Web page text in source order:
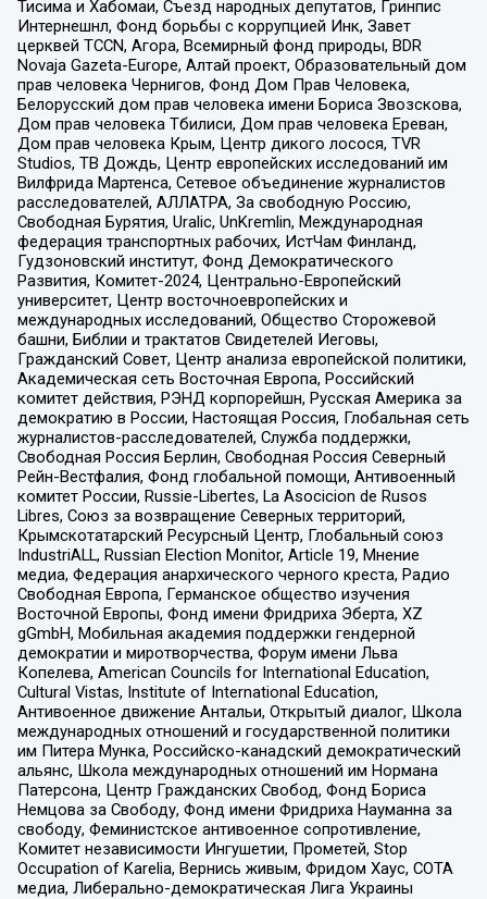
Тисима и Хабомаи, Съезд народных депутатов, Гринпис
Интернешнл, Фонд борьбы с коррупцией Инк, Завет
церквей TCCN, Агора, Всемирный фонд природы, BDR
Novaja Gazeta-Europe, Алтай проект, Образовательный дом
прав человека Чернигов, Фонд Дом Прав Человека,
Белорусский дом прав человека имени Бориса Звозскова,
Дом прав человека Тбилиси, Дом прав человека Ереван,
Дом прав человека Крым, Центр дикого лосося, TVR
Studios, ТВ Дождь, Центр европейских исследований им
Вилфрида Мартенса, Сетевое объединение журналистов
расследователей, АЛЛАТРА, За свободную Россию,
Свободная Бурятия, Uralic, UnKremlin, Международная
федерация транспортных рабочих, ИстЧам Финланд,
Гудзоновский институт, Фонд Демократического
Развития, Комитет-2024, Центрально-Европейский
университет, Центр восточноевропейских и
международных исследований, Общество Сторожевой
башни, Библии и трактатов Свидетелей Иеговы,
Гражданский Совет, Центр анализа европейской политики,
Академическая сеть Восточная Европа, Российский
комитет действия, РЭНД корпорейшн, Русская Америка за
демократию в России, Настоящая Россия, Глобальная сеть
журналистов-расследователей, Служба поддержки,
Свободная Россия Берлин, Свободная Россия Северный
Рейн-Вестфалия, Фонд глобальной помощи, Антивоенный
комитет России, Russie-Libertes, La Asocicion de Rusos
Libres, Союз за возвращение Северных территорий,
Крымскотатарский Ресурсный Центр, Глобальный союз
IndustriALL, Russian Election Monitor, Article 19, Мнение
медиа, Федерация анархического черного креста, Радио
Свободная Европа, Германское общество изучения
Восточной Европы, Фонд имени Фридриха Эберта, XZ
gGmbH, Мобильная академия поддержки гендерной
демократии и миротворчества, Форум имени Льва
Копелева, American Councils for International Education,
Cultural Vistas, Institute of International Education,
Антивоенное движение Антальи, Открытый диалог, Школа
международных отношений и государственной политики
им Питера Мунка, Российско-канадский демократический
альянс, Школа международных отношений им Нормана
Патерсона, Центр Гражданских Свобод, Фонд Бориса
Немцова за Свободу, Фонд имени Фридриха Науманна за
свободу, Феминистское антивоенное сопротивление,
Комитет независимости Ингушетии, Прометей, Stop
Occupation of Karelia, Вернись живым, Фридом Хаус, СОТА
медиа, Либерально-демократическая Лига Украины